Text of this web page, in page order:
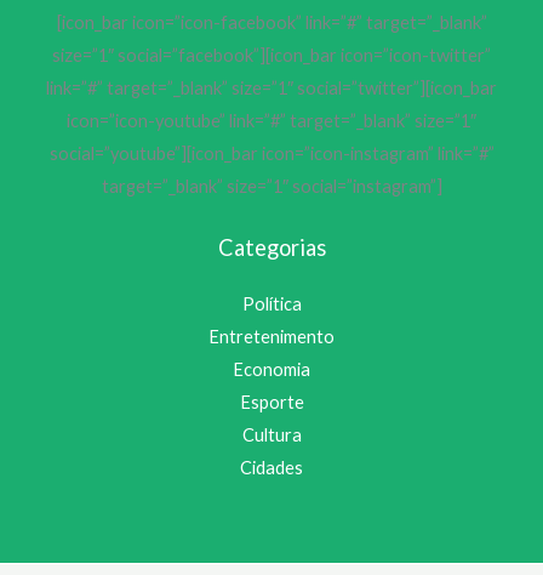
[icon_bar icon=”icon-facebook” link=”#” target=”_blank”
size=”1″ social=”facebook”][icon_bar icon=”icon-twitter”
link=”#” target=”_blank” size=”1″ social=”twitter”][icon_bar
icon=”icon-youtube” link=”#” target=”_blank” size=”1″
social=”youtube”][icon_bar icon=”icon-instagram” link=”#”
target=”_blank” size=”1″ social=”instagram”]
Categorias
Política
Entretenimento
Economia
Esporte
Cultura
Cidades